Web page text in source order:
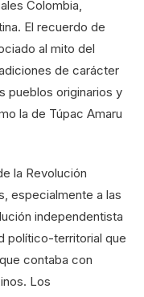
Colombia,
El recuerdo de
al mito del
de carácter
pueblos originarios y
la de Túpac Amaru
la Revolución
especialmente a las
independentista
político-territorial que
contaba con
Los